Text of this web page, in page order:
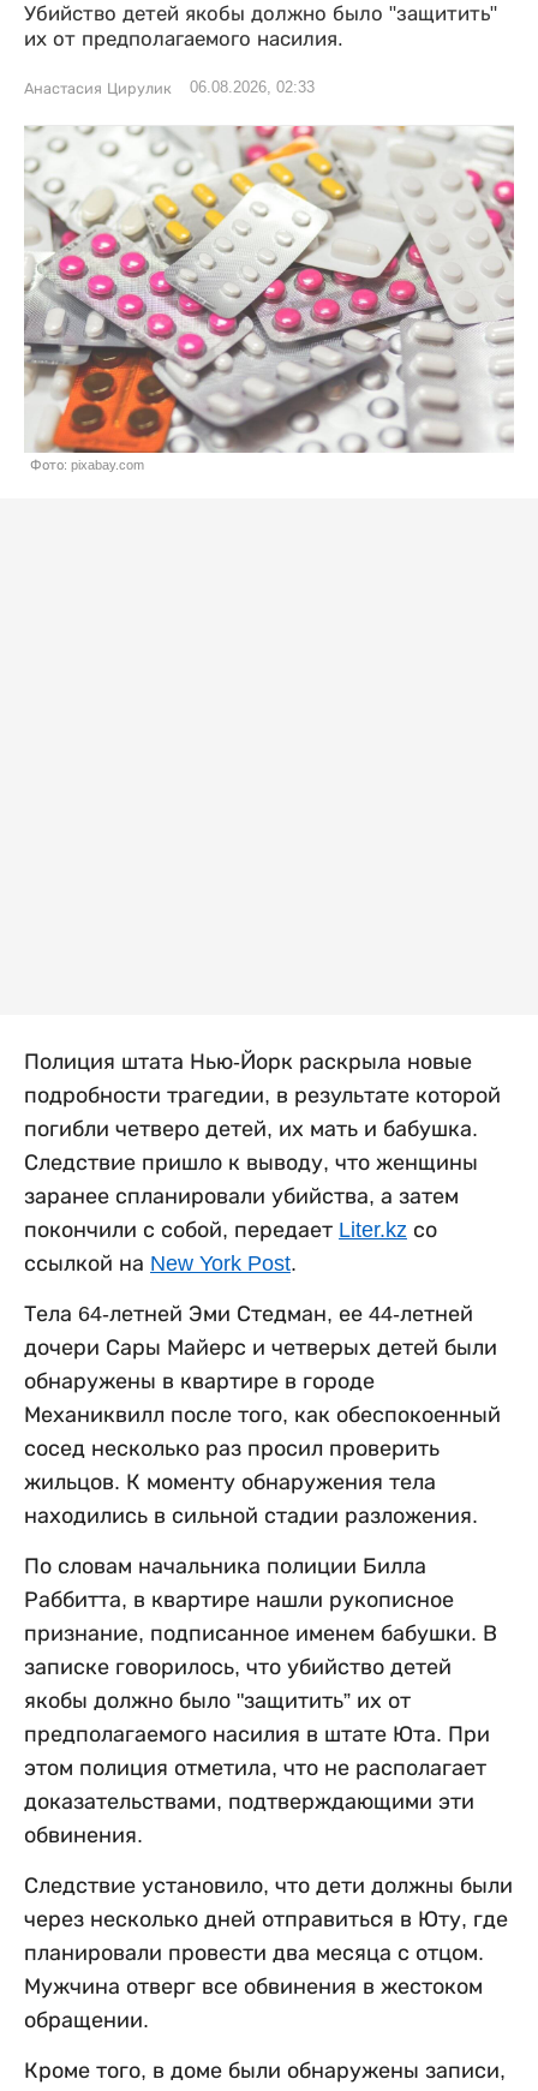
Убийство детей якобы должно было "защитить"
их от предполагаемого насилия.
Анастасия Цирулик 06.08.2026, 02:33
Фото: pixabay.com
Полиция штата Нью-Йорк раскрыла новые
подробности трагедии, в результате которой
погибли четверо детей, их мать и бабушка.
Следствие пришло к выводу, что женщины
заранее спланировали убийства, а затем
покончили с собой, передает Liter.kz со
ссылкой на New York Post.
Тела 64-летней Эми Стедман, ее 44-летней
дочери Сары Майерс и четверых детей были
обнаружены в квартире в городе
Механиквилл после того, как обеспокоенный
сосед несколько раз просил проверить
жильцов. К моменту обнаружения тела
находились в сильной стадии разложения.
По словам начальника полиции Билла
Раббитта, в квартире нашли рукописное
признание, подписанное именем бабушки. В
записке говорилось, что убийство детей
якобы должно было "защитить” их от
предполагаемого насилия в штате Юта. При
этом полиция отметила, что не располагает
доказательствами, подтверждающими эти
обвинения.
Следствие установило, что дети должны были
через несколько дней отправиться в Юту, где
планировали провести два месяца с отцом.
Мужчина отверг все обвинения в жестоком
обращении.
Кроме того, в доме были обнаружены записи,